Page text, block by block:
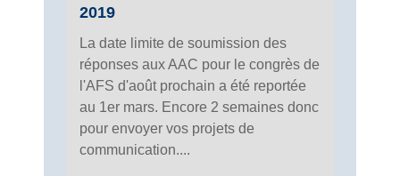
2019
La date limite de soumission des
réponses aux AAC pour le congrès de
l'AFS d'août prochain a été reportée
au 1er mars. Encore 2 semaines donc
pour envoyer vos projets de
communication....